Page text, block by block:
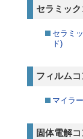
セラミッ
セラミ
ド)
フィルム
マイラ
固体電解